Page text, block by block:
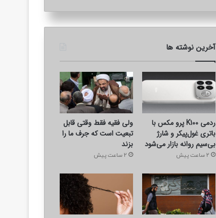
اجتماعی
تیراندازی در نزاع
آخرین نوشته ها
ردمی K100 پرو مکس با
باتری غول‌پیکر و شارژ
بی‌سیم روانه بازار می‌شود
2 ساعت پیش
ولی فقیه فقط وقتی قابل
تبعیت است که جرف ما را
بزند
2 ساعت پیش